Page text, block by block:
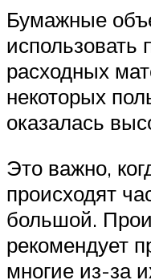
Бумажные
использовать
расходных
некоторых
оказалась
Это важно,
происходят
большой.
рекомендует
многие из-за